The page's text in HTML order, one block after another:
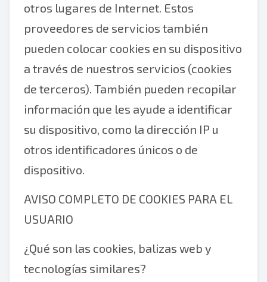
otros lugares de Internet. Estos
proveedores de servicios también
pueden colocar cookies en su dispositivo
a través de nuestros servicios (cookies
de terceros). También pueden recopilar
información que les ayude a identificar
su dispositivo, como la dirección IP u
otros identificadores únicos o de
dispositivo.
AVISO COMPLETO DE COOKIES PARA EL
USUARIO
¿Qué son las cookies, balizas web y
tecnologías similares?